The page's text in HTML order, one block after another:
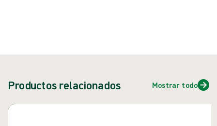
Productos relacionados Mostrar todo